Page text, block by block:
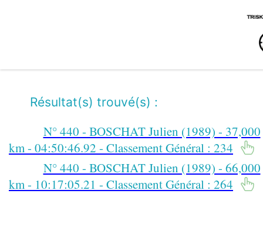
Résultat(s) trouvé(s) :
N° 440 - BOSCHAT Julien (1989) - 37,000
km - 04:50:46.92 - Classement Général : 234
N° 440 - BOSCHAT Julien (1989) - 66,000
km - 10:17:05.21 - Classement Général : 264